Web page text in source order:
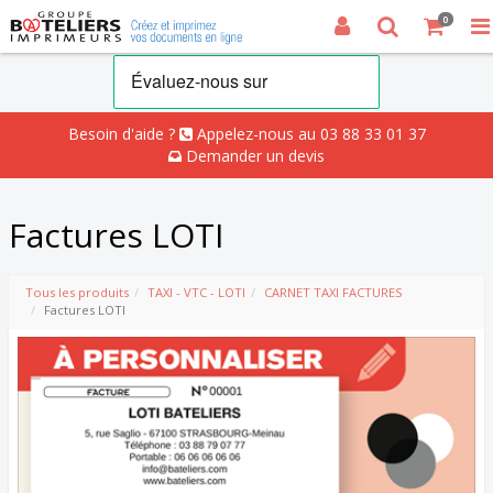
Besoin d'aide ?
Appelez-nous au 03 88 33 01 37
Demander un devis
0
Factures LOTI
Tous les produits TAXI - VTC - LOTI
CARNET TAXI FACTURES
Factures LOTI